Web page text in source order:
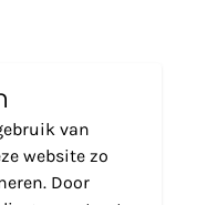
van
website zo
Door